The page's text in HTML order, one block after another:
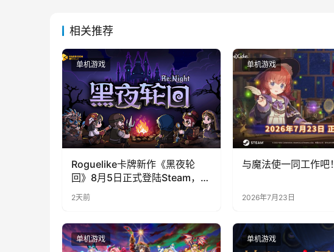
相关推荐
单机游戏
Roguelike卡牌新作《黑夜轮
回》8月5日正式登陆Steam，首
发9折优惠开启
2天前
单机游戏
与魔法使一同工作吧！
2026年7月23日
单机游戏 单机游戏